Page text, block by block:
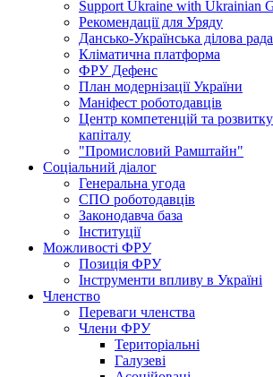
Support Ukraine with Ukrainian
Рекомендації для Уряду
Дансько-Українська ділова рада
Кліматична платформа
ФРУ Дефенс
План модернізації України
Маніфест роботодавців
Центр компетенцій та
капіталу
"Промисловий Рамштайн"
Соціальний діалог
Генеральна угода
СПО роботодавців
Законодавча база
Інституції
Можливості ФРУ
Позиція ФРУ
Інструменти впливу в Україні
Членство
Переваги членства
Члени ФРУ
Територіальні
Галузеві